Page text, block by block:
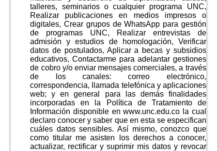
talleres, seminarios o cualquier programa UNC,
Realizar publicaciones en medios impresos o
digitales, Crear grupos de WhatsApp para gestión
de programas UNC, Realizar entrevistas de
admisión y estudios de homologación, Verificar
datos de postulados, Aplicar a becas y subsidios
educativos, Contactarme para adelantar gestiones
de cobro y/o enviar mensajes comerciales, a través
de los canales: correo electrónico,
correspondencia, llamada telefónica y aplicaciones
web; y en general para las demás finalidades
incorporadas en la Política de Tratamiento de
Información disponible en www.unc.edu.co la cual
declaro conocer y saber que en esta se especifican
cuáles datos sensibles. Así mismo, conozco que
como titular me asisten los derechos a conocer,
actualizar, rectificar y suprimir mis datos y revocar